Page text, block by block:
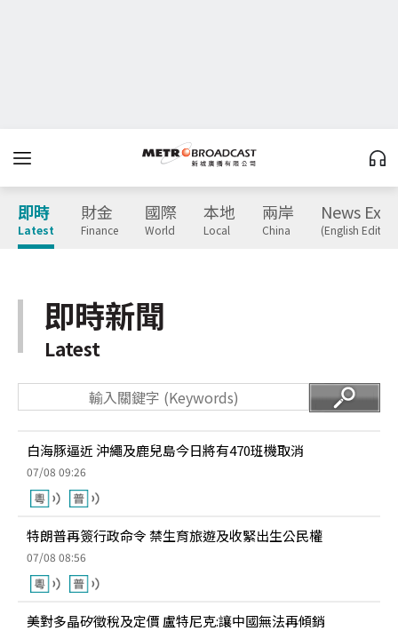
即時
Latest
財金
Finance
國際
World
本地
Local
兩岸
China
News
(English
即時新聞
Latest
白海豚逼近 沖繩及鹿兒島今日將有470班機取消
07/08 09:26
特朗普再簽行政命令 禁生育旅遊及收緊出生公民權
07/08 08:56
美對多晶矽徵稅及定價 盧特尼克:讓中國無法再傾銷